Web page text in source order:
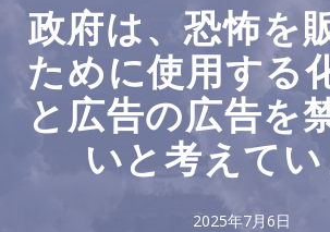
政府は、恐怖を
ために使用する
と広告の広告を
いと考えて
2025年7月6日